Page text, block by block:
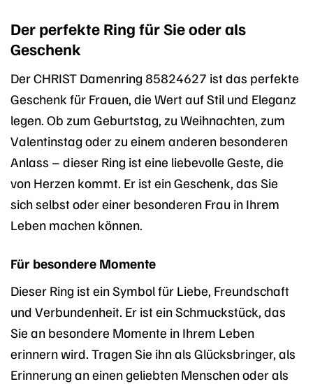
Der perfekte Ring für Sie oder als
Geschenk
Der CHRIST Damenring 85824627 ist das perfekte
Geschenk für Frauen, die Wert auf Stil und Eleganz
legen. Ob zum Geburtstag, zu Weihnachten, zum
Valentinstag oder zu einem anderen besonderen
Anlass – dieser Ring ist eine liebevolle Geste, die
von Herzen kommt. Er ist ein Geschenk, das Sie
sich selbst oder einer besonderen Frau in Ihrem
Leben machen können.
Für besondere Momente
Dieser Ring ist ein Symbol für Liebe, Freundschaft
und Verbundenheit. Er ist ein Schmuckstück, das
Sie an besondere Momente in Ihrem Leben
erinnern wird. Tragen Sie ihn als Glücksbringer, als
Erinnerung an einen geliebten Menschen oder als